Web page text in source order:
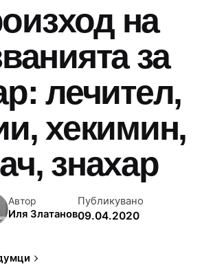
на
за
лечител,
хекимин,
знахар
Автор
Иля Златанов
Публикувано
09.04.2020